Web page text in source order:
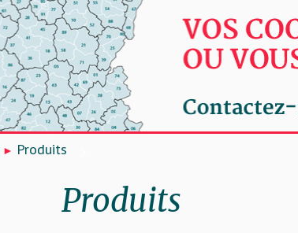
Produits
Produits